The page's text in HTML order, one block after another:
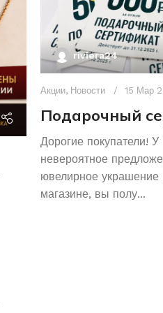
riviera24
Акции, Новости 15 Мар
Подарочный
Дорогие покупатели!
невероятное
ювелирное
магазине, вы полу...